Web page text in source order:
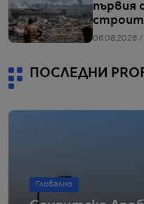
първия
06.08.2026 /
ПОСЛЕДНИ
Глобално